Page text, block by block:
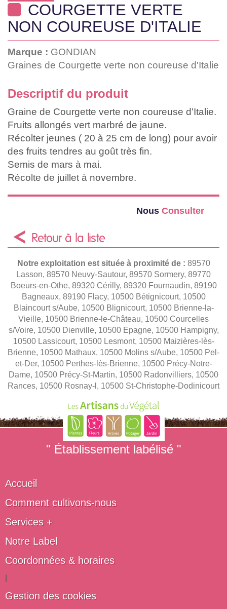
COURGETTE VERTE
NON COUREUSE D'ITALIE
Marque : GONDIAN
Graines de Courgette verte non coureuse d'Italie
Descriptif du produit
Graine de Courgette verte non coureuse d'Italie.
Fruits allongés vert marbré de jaune.
Récolter jeunes ( 20 à 25 cm de long) pour avoir
des fruits tendres au goût très fin.
Semis de mars à mai.
Récolte de juillet à novembre.
Nous Consulter
Retour à la liste
Notre exploitation est située à proximité de : 89570
Lasson, 89570 Neuvy-Sautour, 89570 Sormery, 89770
Boeurs-en-Othe, 89320 Cérilly, 89320 Fournaudin, 89190
Bagneaux, 89190 Flacy, 10500 Bétignicourt, 10500
Blaincourt s/Aube, 10500 Blignicourt, 10500 Brienne-la-
Vieille, 10500 Brienne-le-Château, 10500 Courcelles
s/Voire, 10500 Dienville, 10500 Epagne, 10500 Hampigny,
10500 Lassicourt, 10500 Lesmont, 10500 Maizières-lès-
Brienne, 10500 Mathaux, 10500 Molins s/Aube, 10500 Pel-
et-Der, 10500 Perthes-lès-Brienne, 10500 Précy-Notre-
Dame, 10500 Précy-St-Martin, 10500 Radonvilliers, 10500
Rances, 10500 Rosnay-l, 10500 St-Christophe-Dodinicourt
" Établissement labélisé "
Accueil
Comment cultivons-nous
Services +
Notre Label
Coordonnées & horaires
Gestion des cookies